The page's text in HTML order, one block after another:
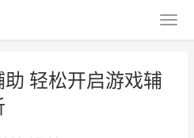
轻松开启游戏辅